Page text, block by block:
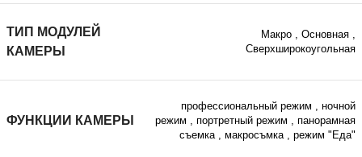
ТИП МОДУЛЕЙ
КАМЕРЫ
Макро , Основная ,
Сверхширокоугольная
ФУНКЦИИ КАМЕРЫ
профессиональный режим , ночной
режим , портретный режим , панорамная
съемка , макросъмка , режим "Еда"